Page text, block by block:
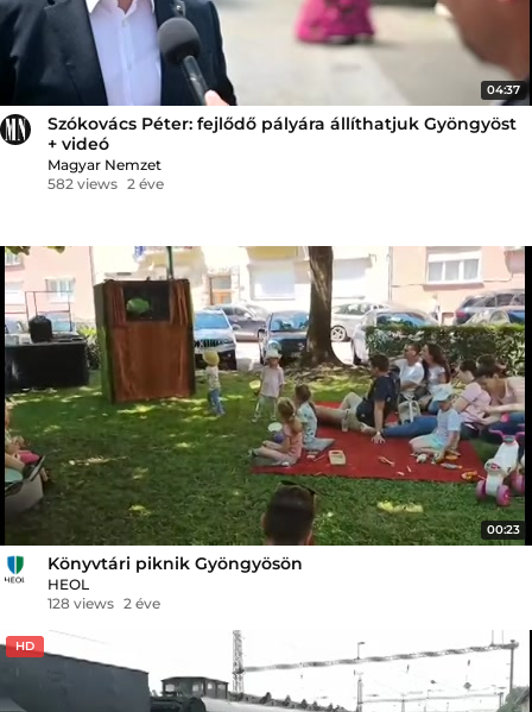
04:37
Szókovács Péter: fejlődő pályára állíthatjuk Gyöngyöst
+ videó
Magyar Nemzet
582 views 2 éve
00:23
Könyvtári piknik Gyöngyösön
HEOL
128 views 2 éve
HD